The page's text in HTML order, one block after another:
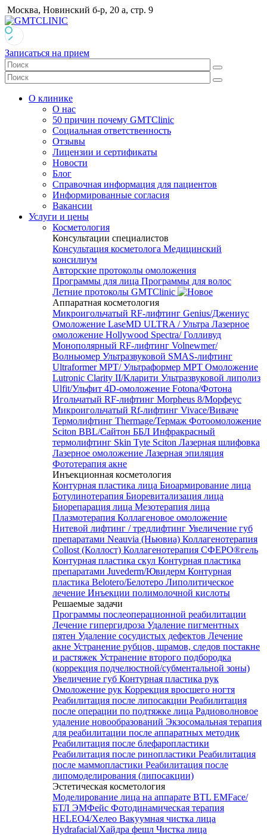
Москва, Новинский б-р, 20 а, стр. 9
Записаться на прием
О клинике
О нас
50 причин почему GMTClinic
Социальная ответственность
Отзывы
Лицензии и сертификаты
Новости
Блог
Справочная информация для пациентов
Информированные согласия
Вакансии
Услуги и цены
Косметология
Консультации специалистов
Консультация косметолога Медицинский
консилиум
Авторские протоколы омоложения
Программы для лица Программы для волос
Летние протоколы GMTClinic
Аппаратная косметология
Микроигольчатый RF-лифтинг Genius/Джениус
Омоложение LaseMD ULTRA / Ультра Лазерное
омоложение Hollywood Spectra/ Голливуд
Монополярный RF-лифтинг Volnewmer/
Волньюмер Ультразвуковой SMAS-лифтинг
Ultraformer MPT/ Ультраформер MPT Омоложение
Lutronic Clarity II/Кларити Ультразвуковой липолиз
Ulfit/Ульфит 4D-омоложение Fotona/Фотона
Игольчатый RF-лифтинг Morpheus 8/Морфеус
Микроигольчатый Rf-лифтинг Vivace/Виваче
Термолифтинг Thermage/Термаж Фотоомоложение
Sciton BBL/Сайтон ББЛ Инфракрасный
термолифтинг Skin Tyte Sciton Лазерная шлифовка
Лазерное омоложение Лазерная эпиляция
Фототерапия акне
Инъекционная косметология
Контурная пластика лица Биоармирование лица
Ботулинотерапия Биоревитализация лица
Биорепарация лица Мезотерапия лица
Плазмотерапия Коллагеновое омоложение
Нитевой лифтинг / тредлифтинг Увеличение губ
препаратами Neauvia (Ньювиа) Коллагенотерапия
Collost (Коллост) Коллагенотерапия СФЕРО®гель
Контурная пластика скул Контурная пластика
препаратами Juvederm/Ювидерм Контурная
пластика Belotero/Белотеро Липолитическое
лечение Инъекции полимолочной кислоты
Решаемые задачи
Программы послеоперационной реабилитации
Лечение гипергидроза Удаление пигментных
пятен Удаление сосудистых дефектов Лечение
акне Устранение рубцов, шрамов, следов постакне
и растяжек Устранение второго подбородка
(коррекция подчелюстной/субментальной зоны)
Увеличение губ Контурная пластика рук
Омоложение рук Коррекция вросшего ногтя
Реабилитация после липосакции Реабилитация
после операции по подтяжке лица Радиоволновое
удаление новообразований Экзосомальная терапия
для реабилитации после аппаратных методик
Реабилитация после блефаропластики
Реабилитация после ринопластики Реабилитация
после маммопластики Реабилитация после
липомоделирования (липосакции)
Эстетическая косметология
Моделирование лица на аппарате BTL EMFace/
БТЛ ЭМФейс Фотодинамическая терапия
HELEO4/Хелео Вакуумная чистка лица
Hydrafacial/Хайдра фешл Чистка лица